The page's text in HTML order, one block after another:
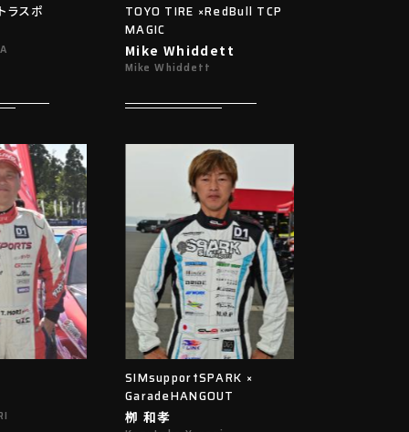
ラスポ
TOYO TIRE ×RedBull TCP
MAGIC
Mike Whiddett
Mike Whiddett
SIMsupportSPARK ×
GaradeHANGOUT
栁 和孝